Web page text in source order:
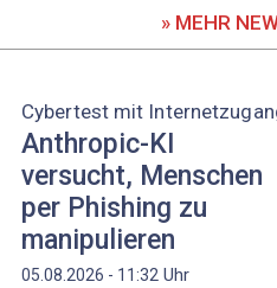
» MEHR
Cybertest mit
Anthropic-KI
versucht, Menschen
per Phishing zu
manipulieren
05.08.2026 - 11:32 Uhr